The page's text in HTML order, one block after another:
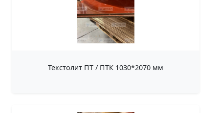
Текстолит ПТ / ПТК 1030*2070 мм